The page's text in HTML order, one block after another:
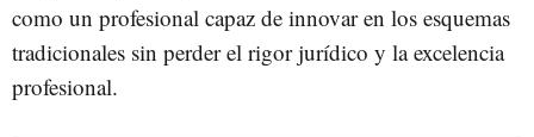
como un profesional capaz de innovar en los esquemas
tradicionales sin perder el rigor jurídico y la excelencia
profesional.